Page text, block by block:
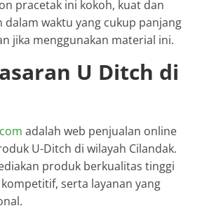
pracetak ini kokoh, kuat dan
dalam waktu yang cukup panjang
jika menggunakan material ini.
U Ditch di
adalah web penjualan online
U-Ditch di wilayah Cilandak.
produk berkualitas tinggi
serta layanan yang